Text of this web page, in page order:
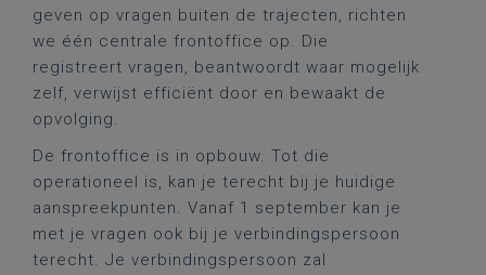
geven op vragen buiten de trajecten, richten
we één centrale frontoffice op. Die
registreert vragen, beantwoordt waar mogelijk
zelf, verwijst efficiënt door en bewaakt de
opvolging.
De frontoffice is in opbouw. Tot die
operationeel is, kan je terecht bij je huidige
aanspreekpunten. Vanaf 1 september kan je
met je vragen ook bij je verbindingspersoon
terecht. Je verbindingspersoon zal